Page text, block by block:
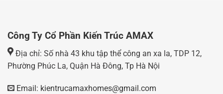
Công Ty Cổ Phần Kiến Trúc AMAX
Địa chỉ: Số nhà 43 khu tập thể công an xa la, TDP 12,
Phường Phúc La, Quận Hà Đông, Tp Hà Nội
Email: kientrucamaxhomes@gmail.com